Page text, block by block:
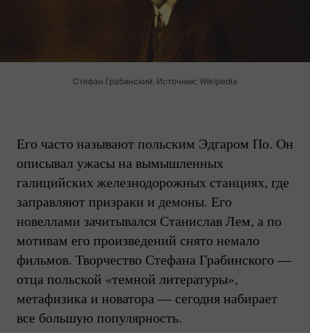
Стефан Грабинский. Источник: Wikipedia
Его часто называют польским Эдгаром По. Он
описывал ужасы на вымышленных
галицийских железнодорожных станциях, где
заправляют призраки и демоны. Его
новеллами зачитывался Станислав Лем, а по
мотивам его произведений снято немало
фильмов. Творчество Стефана Грабинского —
отца польской «темной литературы»,
метафизика и новатора — сегодня набирает
все большую популярность.